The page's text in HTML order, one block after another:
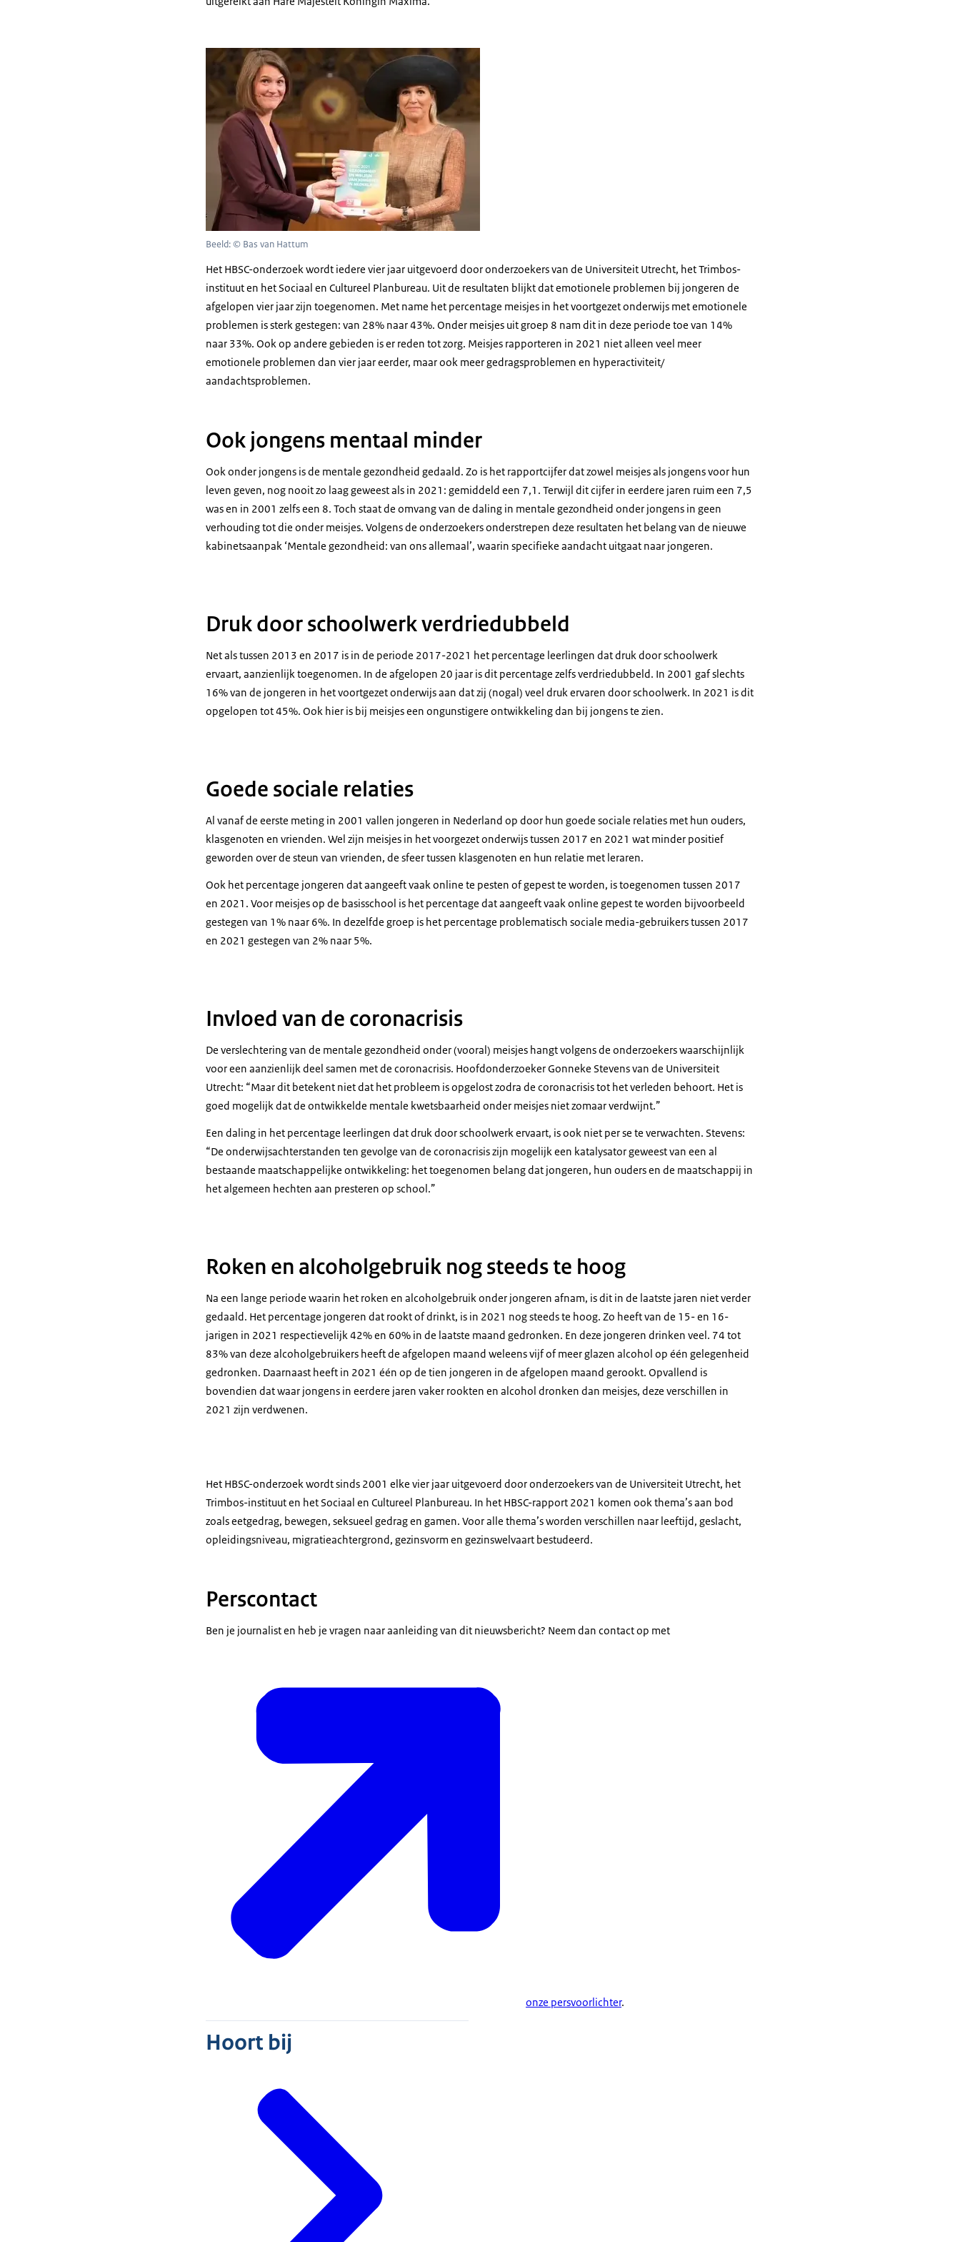
Beeld: © Bas van Hattum
Het HBSC-onderzoek wordt iedere vier jaar uitgevoerd door onderzoekers van de Universiteit Utrecht, het Trimbos-
instituut en het Sociaal en Cultureel Planbureau. Uit de resultaten blijkt dat emotionele problemen bij jongeren de
afgelopen vier jaar zijn toegenomen. Met name het percentage meisjes in het voortgezet onderwijs met emotionele
problemen is sterk gestegen: van 28% naar 43%. Onder meisjes uit groep 8 nam dit in deze periode toe van 14%
naar 33%. Ook op andere gebieden is er reden tot zorg. Meisjes rapporteren in 2021 niet alleen veel meer
emotionele problemen dan vier jaar eerder, maar ook meer gedragsproblemen en hyperactiviteit/
aandachtsproblemen.
Ook jongens mentaal minder
Ook onder jongens is de mentale gezondheid gedaald. Zo is het rapportcijfer dat zowel meisjes als jongens voor hun
leven geven, nog nooit zo laag geweest als in 2021: gemiddeld een 7,1. Terwijl dit cijfer in eerdere jaren ruim een 7,5
was en in 2001 zelfs een 8. Toch staat de omvang van de daling in mentale gezondheid onder jongens in geen
verhouding tot die onder meisjes. Volgens de onderzoekers onderstrepen deze resultaten het belang van de nieuwe
kabinetsaanpak ‘Mentale gezondheid: van ons allemaal’, waarin specifieke aandacht uitgaat naar jongeren.
Druk door schoolwerk verdriedubbeld
Net als tussen 2013 en 2017 is in de periode 2017-2021 het percentage leerlingen dat druk door schoolwerk
ervaart, aanzienlijk toegenomen. In de afgelopen 20 jaar is dit percentage zelfs verdriedubbeld. In 2001 gaf slechts
16% van de jongeren in het voortgezet onderwijs aan dat zij (nogal) veel druk ervaren door schoolwerk. In 2021 is dit
opgelopen tot 45%. Ook hier is bij meisjes een ongunstigere ontwikkeling dan bij jongens te zien.
Goede sociale relaties
Al vanaf de eerste meting in 2001 vallen jongeren in Nederland op door hun goede sociale relaties met hun ouders,
klasgenoten en vrienden. Wel zijn meisjes in het voorgezet onderwijs tussen 2017 en 2021 wat minder positief
geworden over de steun van vrienden, de sfeer tussen klasgenoten en hun relatie met leraren.
Ook het percentage jongeren dat aangeeft vaak online te pesten of gepest te worden, is toegenomen tussen 2017
en 2021. Voor meisjes op de basisschool is het percentage dat aangeeft vaak online gepest te worden bijvoorbeeld
gestegen van 1% naar 6%. In dezelfde groep is het percentage problematisch sociale media-gebruikers tussen 2017
en 2021 gestegen van 2% naar 5%.
Invloed van de coronacrisis
De verslechtering van de mentale gezondheid onder (vooral) meisjes hangt volgens de onderzoekers waarschijnlijk
voor een aanzienlijk deel samen met de coronacrisis. Hoofdonderzoeker Gonneke Stevens van de Universiteit
Utrecht: “Maar dit betekent niet dat het probleem is opgelost zodra de coronacrisis tot het verleden behoort. Het is
goed mogelijk dat de ontwikkelde mentale kwetsbaarheid onder meisjes niet zomaar verdwijnt.”
Een daling in het percentage leerlingen dat druk door schoolwerk ervaart, is ook niet per se te verwachten. Stevens:
“De onderwijsachterstanden ten gevolge van de coronacrisis zijn mogelijk een katalysator geweest van een al
bestaande maatschappelijke ontwikkeling: het toegenomen belang dat jongeren, hun ouders en de maatschappij in
het algemeen hechten aan presteren op school.”
Roken en alcoholgebruik nog steeds te hoog
Na een lange periode waarin het roken en alcoholgebruik onder jongeren afnam, is dit in de laatste jaren niet verder
gedaald. Het percentage jongeren dat rookt of drinkt, is in 2021 nog steeds te hoog. Zo heeft van de 15- en 16-
jarigen in 2021 respectievelijk 42% en 60% in de laatste maand gedronken. En deze jongeren drinken veel. 74 tot
83% van deze alcoholgebruikers heeft de afgelopen maand weleens vijf of meer glazen alcohol op één gelegenheid
gedronken. Daarnaast heeft in 2021 één op de tien jongeren in de afgelopen maand gerookt. Opvallend is
bovendien dat waar jongens in eerdere jaren vaker rookten en alcohol dronken dan meisjes, deze verschillen in
2021 zijn verdwenen.
Het HBSC-onderzoek wordt sinds 2001 elke vier jaar uitgevoerd door onderzoekers van de Universiteit Utrecht, het
Trimbos-instituut en het Sociaal en Cultureel Planbureau. In het HBSC-rapport 2021 komen ook thema’s aan bod
zoals eetgedrag, bewegen, seksueel gedrag en gamen. Voor alle thema’s worden verschillen naar leeftijd, geslacht,
opleidingsniveau, migratieachtergrond, gezinsvorm en gezinswelvaart bestudeerd.
Perscontact
Ben je journalist en heb je vragen naar aanleiding van dit nieuwsbericht? Neem dan contact op met
onze persvoorlichter.
Hoort bij